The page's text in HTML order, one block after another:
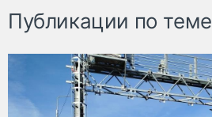
Публикации по теме